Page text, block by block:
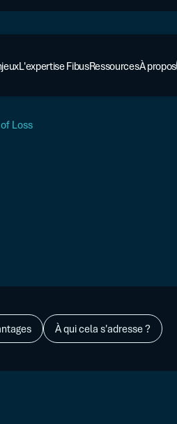
vos financements
DÉJÀ ÉQUIPÉE
L'expertise Fibus
Logiciels dédiés
Ressources
Webinaires
À propos
Loss
À qui cela s'adresse ?